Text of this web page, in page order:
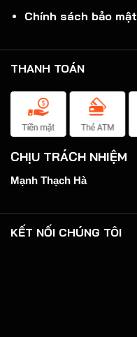
Chính sách bảo mật
THANH TOÁN
CHỊU TRÁCH NHIỆM
Mạnh Thạch Hà
KẾT NỐI CHÚNG TÔI